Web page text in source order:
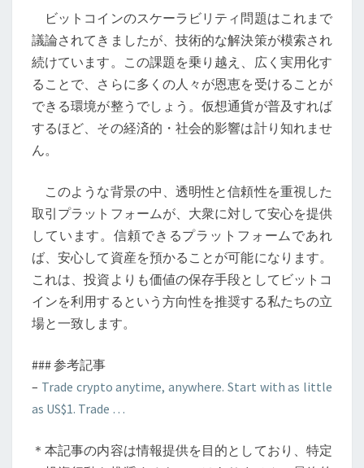
と
す
る
未
来
ビットコインのスケーラビリティ問題はこれまで
議論されてきましたが、技術的な解決策が模索され
続けています。この課題を乗り越え、広く実用化す
ることで、さらに多くの人々が恩恵を受けることが
できる環境が整うでしょう。仮想通貨が普及すれば
するほど、その経済的・社会的影響は計り知れませ
ん。
このような背景の中、透明性と信頼性を重視した
取引プラットフォームが、大衆に対して安心を提供
しています。信頼できるプラットフォームであれ
ば、安心して資産を預かることが可能になります。
これは、投資よりも価値の保存手段としてビットコ
インを利用するという方向性を推奨する私たちの立
場と一致します。
### 参考記事
– Trade crypto anytime, anywhere. Start with as little
as US$1. Trade …
＊本記事の内容は情報提供を目的としており、特定